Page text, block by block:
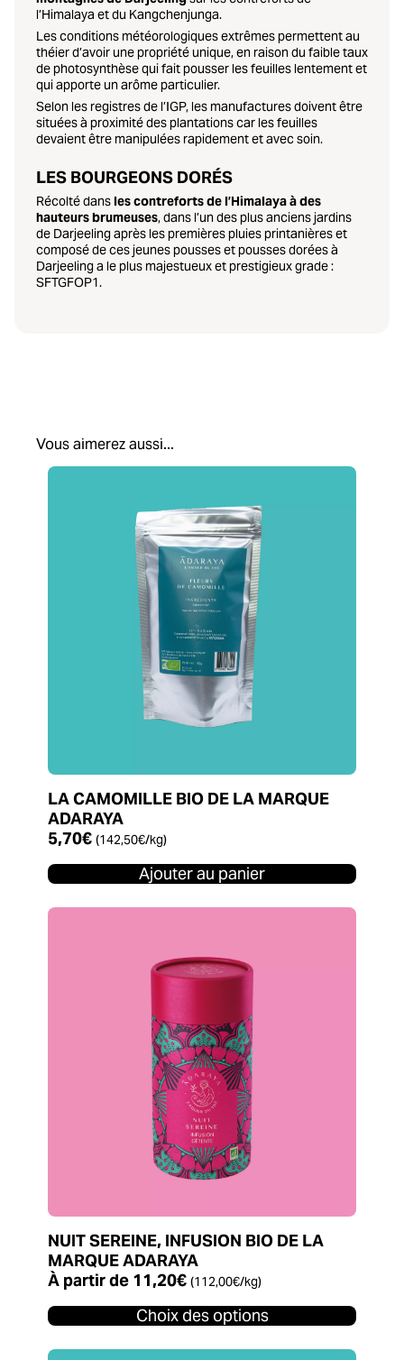
l’Himalaya et du Kangchenjunga.
Les conditions météorologiques extrêmes permettent au
théier d’avoir une propriété unique, en raison du faible taux
de photosynthèse qui fait pousser les feuilles lentement et
qui apporte un arôme particulier.
Selon les registres de l’IGP, les manufactures doivent être
situées à proximité des plantations car les feuilles
devaient être manipulées rapidement et avec soin.
LES BOURGEONS DORÉS
Récolté dansles contreforts de l’Himalaya à des
hauteurs brumeuses, dans l’un des plus anciens jardins
de Darjeeling après les premières pluies printanières et
composé de ces jeunes pousses et pousses dorées à
Darjeeling a le plus majestueux et prestigieux grade :
SFTGFOP1.
Vous aimerez aussi...
LA CAMOMILLE BIO DE LA MARQUE
ADARAYA
5,70€ (142,50€/kg)
Ajouter au panier
NUIT SEREINE, INFUSION BIO DE LA
MARQUE ADARAYA
À partir de 11,20€ (112,00€/kg)
Choix des options
Ce